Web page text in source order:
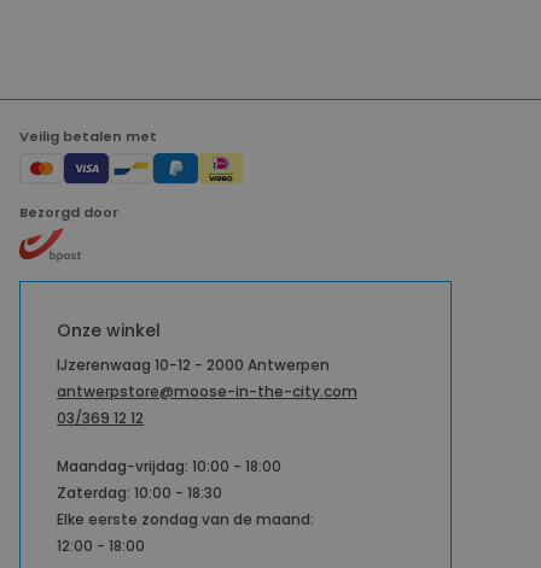
Veilig betalen met
Bezorgd door
Onze winkel
IJzerenwaag 10-12 - 2000 Antwerpen
antwerpstore@moose-in-the-city.com
03/369 12 12
Maandag-vrijdag: 10:00 - 18:00
Zaterdag: 10:00 - 18:30
Elke eerste zondag van de maand:
12:00 - 18:00